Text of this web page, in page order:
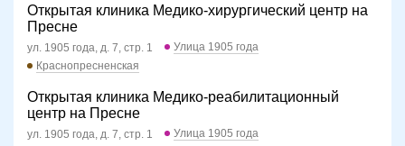
Открытая клиника Медико-хирургический центр на
Пресне
ул. 1905 года, д. 7, стр. 1
Улица 1905 года
Краснопресненская
Открытая клиника Медико-реабилитационный
центр на Пресне
ул. 1905 года, д. 7, стр. 1
Улица 1905 года